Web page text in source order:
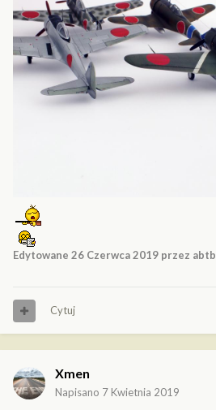
Edytowane 26 Czerwca 2019 przez abtb
Cytuj
Xmen
Napisano 7 Kwietnia 2019